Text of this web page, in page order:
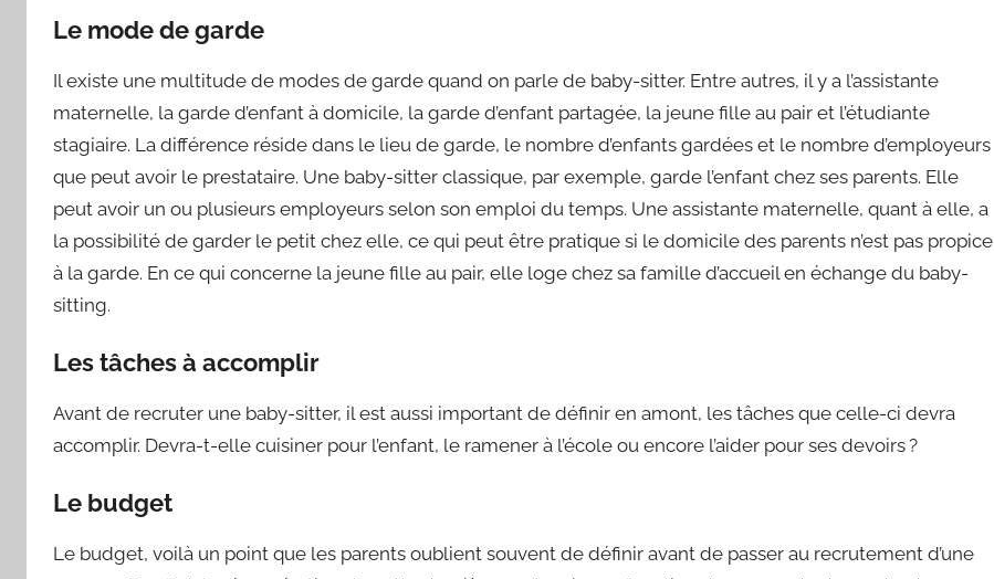
Le mode de garde
Il existe une multitude de modes de garde quand on parle de baby-sitter. Entre autres, il y a l’assistante
maternelle, la garde d’enfant à domicile, la garde d’enfant partagée, la jeune fille au pair et l’étudiante
stagiaire. La différence réside dans le lieu de garde, le nombre d’enfants gardées et le nombre d’employeurs
que peut avoir le prestataire. Une baby-sitter classique, par exemple, garde l’enfant chez ses parents. Elle
peut avoir un ou plusieurs employeurs selon son emploi du temps. Une assistante maternelle, quant à elle, a
la possibilité de garder le petit chez elle, ce qui peut être pratique si le domicile des parents n’est pas propice
à la garde. En ce qui concerne la jeune fille au pair, elle loge chez sa famille d’accueil en échange du baby-
sitting.
Les tâches à accomplir
Avant de recruter une baby-sitter, il est aussi important de définir en amont, les tâches que celle-ci devra
accomplir. Devra-t-elle cuisiner pour l’enfant, le ramener à l’école ou encore l’aider pour ses devoirs ?
Le budget
Le budget, voilà un point que les parents oublient souvent de définir avant de passer au recrutement d’une